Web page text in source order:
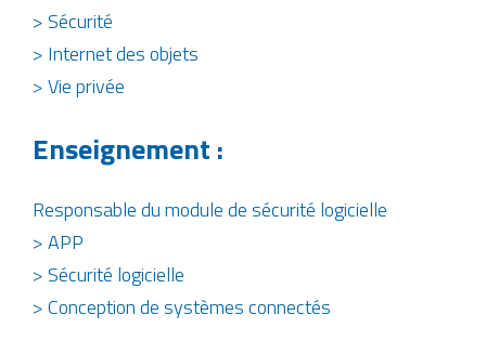
> Sécurité
> Internet des objets
> Vie privée
Enseignement :
Responsable du module de sécurité logicielle
> APP
> Sécurité logicielle
> Conception de systèmes connectés